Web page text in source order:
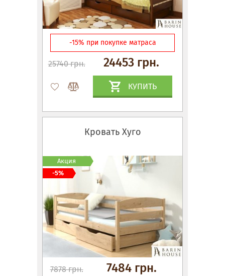
-15% при покупке матраса
25740 грн. 24453 грн.
КУПИТЬ
Кровать Хуго
7878 грн. 7484 грн.
Акция
-5%